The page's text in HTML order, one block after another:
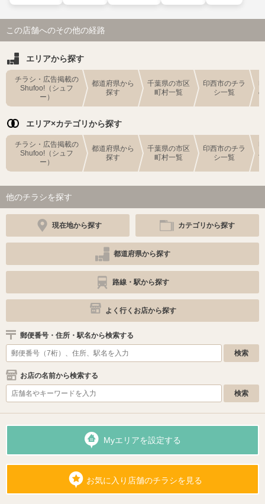
この店舗へのその他の経路
エリアから探す
チラシ・広告掲載の
Shufoo!（シュフ
ー）
都道府県から
探す
千葉県の市区
町村一覧
印西市のチラ
シ一覧
エリア×カテゴリから探す
チラシ・広告掲載の
Shufoo!（シュフ
ー）
都道府県から
探す
千葉県の市区
町村一覧
印西市のチラ
シ一覧
他のチラシを探す
現在地から探す カテゴリから探す
都道府県から探す
路線・駅から探す
よく行くお店から探す
郵便番号・住所・駅名から検索する
お店の名前から検索する
Myエリアを設定する
お気に入り店舗のチラシを見る